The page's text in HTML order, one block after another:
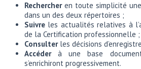
Rechercheren toute simplicité
dans un des deux répertoires ;
Suivre les actualités relatives à
de la Certification professionnelle ;
Consulterles décisions
Accéderà une base
s’enrichiront progressivement.